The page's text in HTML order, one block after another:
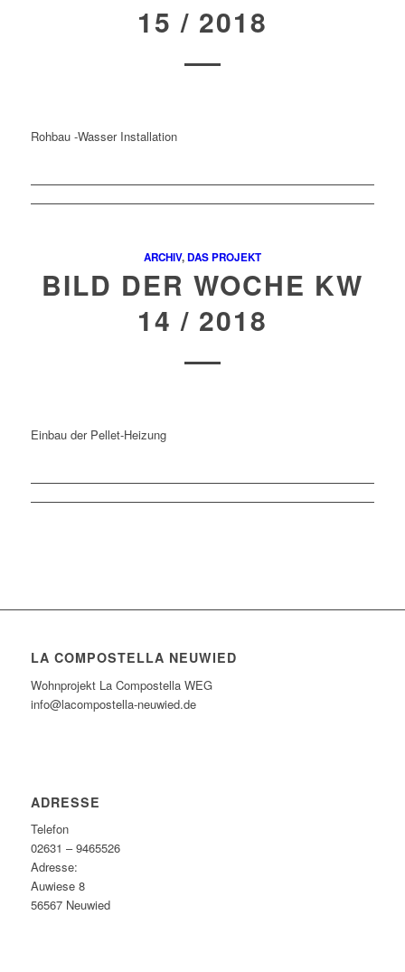
15 / 2018
Rohbau -Wasser Installation
ARCHIV,DAS PROJEKT
BILD DER WOCHE KW
14 / 2018
Einbau der Pellet-Heizung
LA COMPOSTELLA NEUWIED
Wohnprojekt La Compostella WEG
info@lacompostella-neuwied.de
ADRESSE
Telefon
02631 – 9465526
Adresse:
Auwiese 8
56567 Neuwied